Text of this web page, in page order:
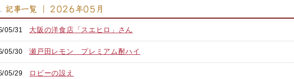
記事一覧 ｜ 2026年05月
05/31 大阪の洋食店「スエヒロ」さん
05/30瀬戸田レモン プレミアム酎ハイ
05/29 ロビーの設え